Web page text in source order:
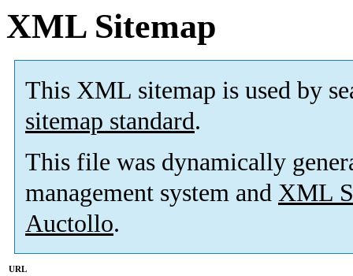
XML Sitemap
This XML sitemap is used by
sitemap standard.
This file was dynamically
management system and XML
Auctollo.
URL